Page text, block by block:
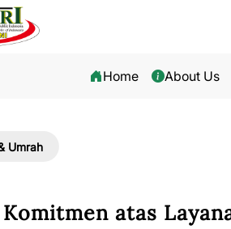
Home About Us
Umrah
atas